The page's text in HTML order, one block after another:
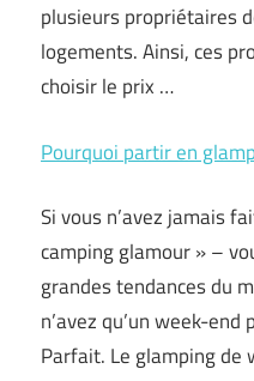
plusieurs propriétaires
logements. Ainsi, ces
choisir le prix …
Pourquoi partir en
Si vous n’avez jamais
camping glamour » –
grandes tendances du
n’avez qu’un week-
Parfait. Le glamping de